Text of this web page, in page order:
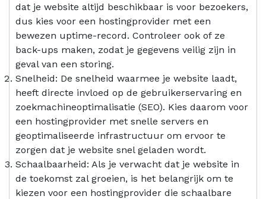
dat je website altijd beschikbaar is voor bezoekers,
dus kies voor een hostingprovider met een
bewezen uptime-record. Controleer ook of ze
back-ups maken, zodat je gegevens veilig zijn in
geval van een storing.
Snelheid: De snelheid waarmee je website laadt,
heeft directe invloed op de gebruikerservaring en
zoekmachineoptimalisatie (SEO). Kies daarom voor
een hostingprovider met snelle servers en
geoptimaliseerde infrastructuur om ervoor te
zorgen dat je website snel geladen wordt.
Schaalbaarheid: Als je verwacht dat je website in
de toekomst zal groeien, is het belangrijk om te
kiezen voor een hostingprovider die schaalbare